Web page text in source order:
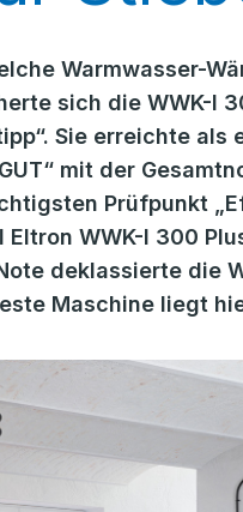
Warmwasser-
sich die WWK-I
Sie erreichte als
mit der
Prüfpunkt
WWK-I 300
deklassierte die
Maschine liegt